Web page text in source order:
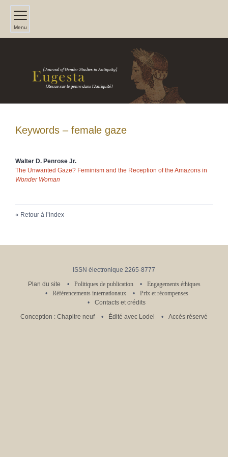
Menu
Keywords – female gaze
Walter D. Penrose Jr.
The Unwanted Gaze? Feminism and the Reception of the Amazons in
Wonder Woman
Retour à l’index
ISSN électronique 2265-8777
Plan du site
Politiques de publication
Engagements éthiques
Référencements internationaux
Prix et récompenses
Contacts et crédits
Conception : Chapitre neuf
Édité avec Lodel Accès réservé